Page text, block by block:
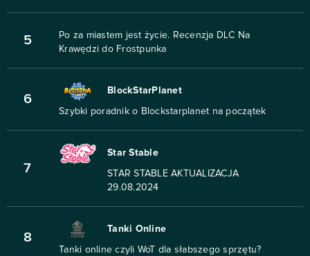
5
Po za miastem jest życie. Recenzja DLC Na
Krawędzi do Frostpunka
6
BlockStarPlanet
Szybki poradnik o Blockstarplanet na początek
7
Star Stable
STAR STABLE AKTUALIZACJA
29.08.2024
8
Tanki Online
Tanki online czyli WoT dla słabszego sprzętu?